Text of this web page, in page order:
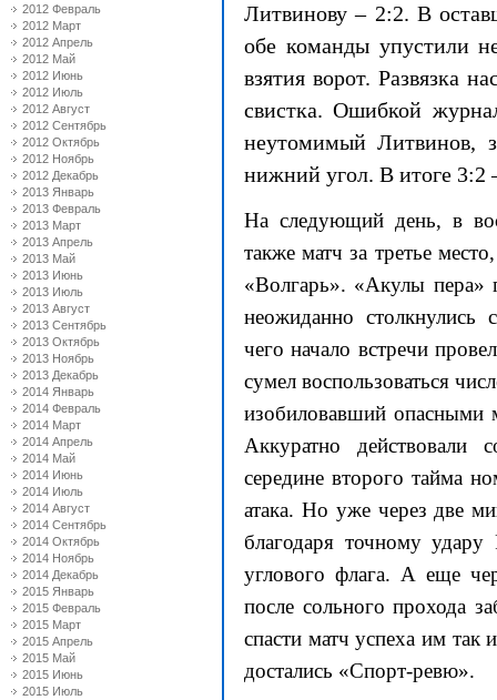
2012 Февраль
2012 Март
2012 Апрель
2012 Май
2012 Июнь
2012 Июль
2012 Август
2012 Сентябрь
2012 Октябрь
2012 Ноябрь
2012 Декабрь
2013 Январь
2013 Февраль
2013 Март
2013 Апрель
2013 Май
2013 Июнь
2013 Июль
2013 Август
2013 Сентябрь
2013 Октябрь
2013 Ноябрь
2013 Декабрь
2014 Январь
2014 Февраль
2014 Март
2014 Апрель
2014 Май
2014 Июнь
2014 Июль
2014 Август
2014 Сентябрь
2014 Октябрь
2014 Ноябрь
2014 Декабрь
2015 Январь
2015 Февраль
2015 Март
2015 Апрель
2015 Май
2015 Июнь
2015 Июль
Литвинову – 2:2. В
обе команды упустили
взятия ворот. Развязка
свистка. Ошибкой
неутомимый Литвинов,
нижний угол. В итоге 3:2
На следующий день, в
также матч за третье
«Волгарь». «Акулы пера»
неожиданно столкнулись
чего начало встречи
сумел воспользоваться
изобиловавший опасными
Аккуратно
середине второго тайма
атака. Но уже через две
благодаря точному
углового флага. А еще
после сольного прохода
спасти матч успеха им
достались «Спорт-ревю».